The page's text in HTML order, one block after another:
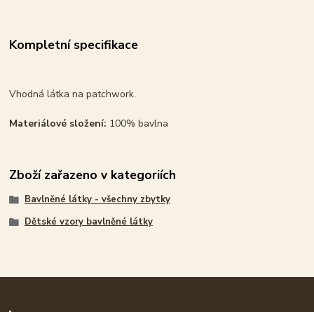
Kompletní specifikace
Vhodná látka na patchwork.
Materiálové složení: 100% bavlna
Zboží zařazeno v kategoriích
Bavlněné látky - všechny zbytky
Dětské vzory bavlněné látky